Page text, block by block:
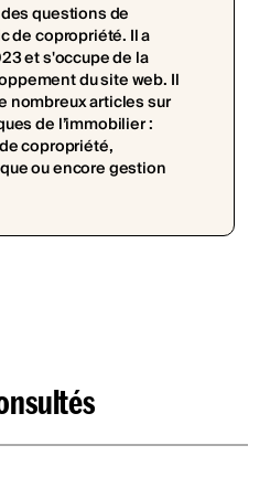
questions de
de copropriété. Il a
et s'occupe de la
du site web. Il
nombreux articles sur
de l’immobilier :
copropriété,
ou encore gestion